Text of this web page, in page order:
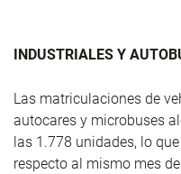
INDUSTRIALES Y
Las matriculaciones de
autocares y microbuses
las 1.778 unidades, lo
respecto al mismo mes